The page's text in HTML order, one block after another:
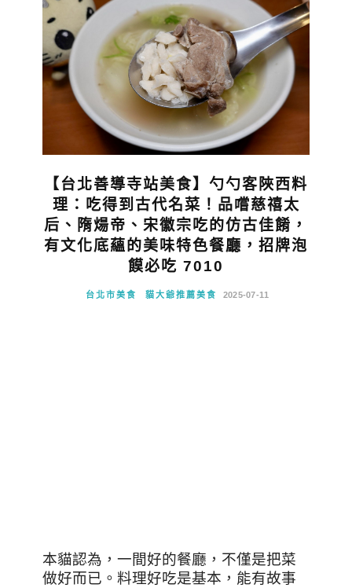
【台北善導寺站美食】勺勺客陜西料
理：吃得到古代名菜！品嚐慈禧太
后、隋煬帝、宋徽宗吃的仿古佳餚，
有文化底蘊的美味特色餐廳，招牌泡
饃必吃 7010
台北市美食 貓大爺推薦美食 2025-07-11
本貓認為，一間好的餐廳，不僅是把菜
做好而已。料理好吃是基本，能有故事